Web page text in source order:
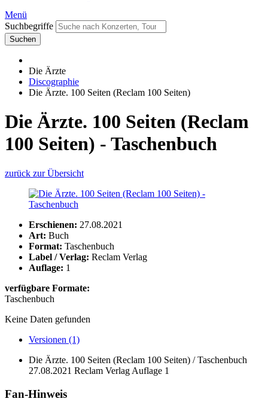
Menü
Suchbegriffe
Suchen
Die Ärzte
Discographie
Die Ärzte. 100 Seiten (Reclam 100 Seiten)
Die Ärzte. 100 Seiten (Reclam
100 Seiten) - Taschenbuch
zurück zur Übersicht
Erschienen: 27.08.2021
Art: Buch
Format: Taschenbuch
Label / Verlag: Reclam Verlag
Auflage: 1
verfügbare Formate:
Taschenbuch
Keine Daten gefunden
Versionen (1)
Die Ärzte. 100 Seiten (Reclam 100 Seiten) / Taschenbuch
27.08.2021 Reclam Verlag Auflage 1
Fan-Hinweis